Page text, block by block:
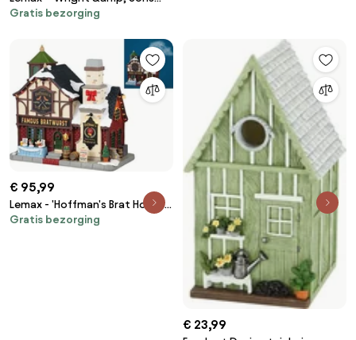
Lamplighters' - Verlicht gebouw
op batterijen)
Gratis bezorging
€ 95,99
Lemax - 'Hoffman's Brat House'
- Verlicht gebouw met
Gratis bezorging
€ 23,99